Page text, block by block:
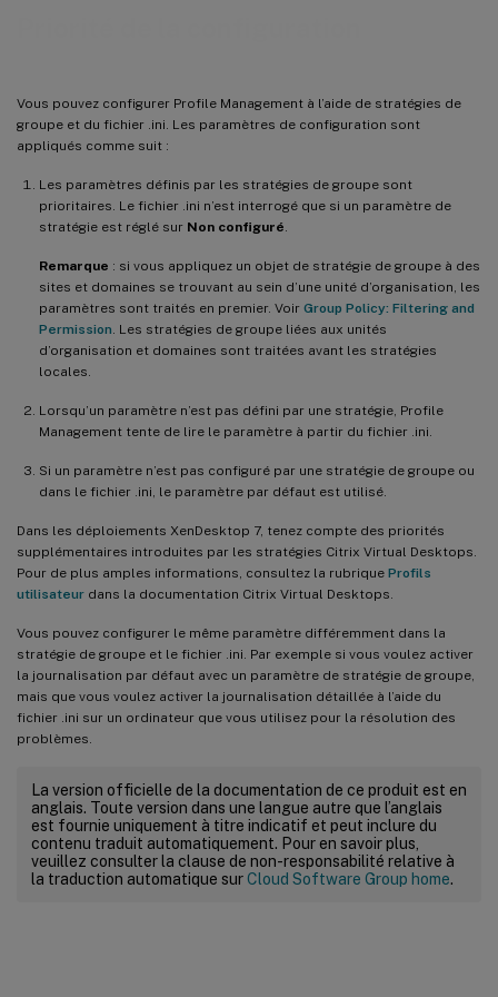
Vous pouvez configurer Profile Management à l’aide de stratégies de
groupe et du fichier .ini. Les paramètres de configuration sont
appliqués comme suit :
Les paramètres définis par les stratégies de groupe sont
prioritaires. Le fichier .ini n’est interrogé que si un paramètre de
stratégie est réglé sur Non configuré
Remarque : si vous appliquez un objet de stratégie de groupe à des
sites et domaines se trouvant au sein d’une unité d’organisation, les
paramètres sont traités en premier. Voir Group Policy: Filtering and
Permission . Les stratégies de groupe liées aux unités
d’organisation et domaines sont traitées avant les stratégies
locales.
Lorsqu’un paramètre n’est pas défini par une stratégie, Profile
Management tente de lire le paramètre à partir du fichier .ini.
Si un paramètre n’est pas configuré par une stratégie de groupe ou
dans le fichier .ini, le paramètre par défaut est utilisé.
Dans les déploiements XenDesktop 7, tenez compte des priorités
supplémentaires introduites par les stratégies Citrix Virtual Desktops.
Pour de plus amples informations, consultez la rubrique Profils
utilisateur dans la documentation Citrix Virtual Desktops.
Vous pouvez configurer le même paramètre différemment dans la
stratégie de groupe et le fichier .ini. Par exemple si vous voulez activer
la journalisation par défaut avec un paramètre de stratégie de groupe,
mais que vous voulez activer la journalisation détaillée à l’aide du
fichier .ini sur un ordinateur que vous utilisez pour la résolution des
problèmes.
La version officielle de la documentation de ce produit est en
anglais. Toute version dans une langue autre que l’anglais
est fournie uniquement à titre indicatif et peut inclure du
contenu traduit automatiquement. Pour en savoir plus,
veuillez consulter la clause de non-responsabilité relative à
la traduction automatique surCloud Software Group home.